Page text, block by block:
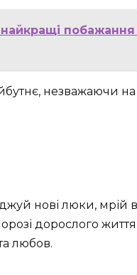
незважаючи на
нові люки,
дорослого
любов.